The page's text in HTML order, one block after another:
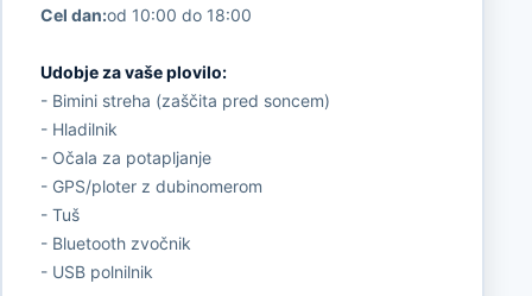
Cel dan:od 10:00 do 18:00
Udobje za vaše plovilo:
- Bimini streha (zaščita pred soncem)
- Hladilnik
- Očala za potapljanje
- GPS/ploter z dubinomerom
- Tuš
- Bluetooth zvočnik
- USB polnilnik